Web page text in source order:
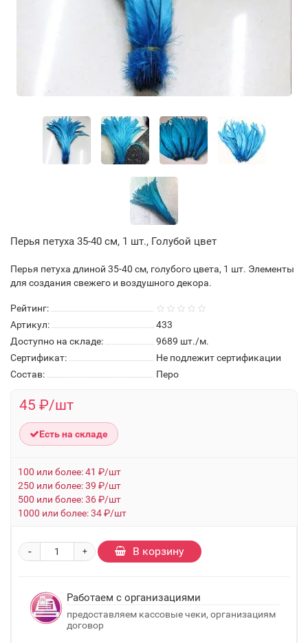
Перья петуха 35-40 см, 1 шт., Голубой цвет
Перья петуха длиной 35-40 см, голубого цвета, 1 шт. Элементы
для создания свежего и воздушного декора.
Рейтинг:
Артикул:
433
Доступно на складе:
9689 шт./м.
Сертификат:
Не подлежит сертификации
Состав:
Перо
45 ₽/шт
Есть на складе
100 или более: 41 ₽/шт
250 или более: 39 ₽/шт
500 или более: 36 ₽/шт
1000 или более: 34 ₽/шт
+
- В корзину
Работаем с организациями
предоставляем кассовые чеки, организациям
договор